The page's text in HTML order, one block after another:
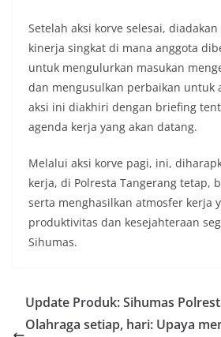
Setelah aksi korve selesai,
kinerja singkat di mana anggota
untuk mengulurkan masukan
dan mengusulkan perbaikan untuk
aksi ini diakhiri dengan briefing
agenda kerja yang akan datang.
Melalui aksi korve pagi, ini,
kerja, di Polresta Tangerang tetap,
serta menghasilkan atmosfer kerja
produktivitas dan kesejahteraan
Sihumas.
Update Produk: Sihumas
Olahraga setiap, hari: Upaya